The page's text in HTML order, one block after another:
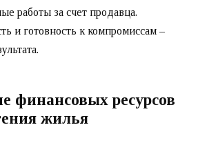
работы за счет продавца.
и готовность к компромиссам –
финансовых ресурсов
жилья